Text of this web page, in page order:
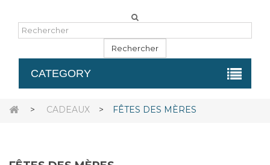
Rechercher
CATEGORY
> CADEAUX > FÊTES DES MÈRES